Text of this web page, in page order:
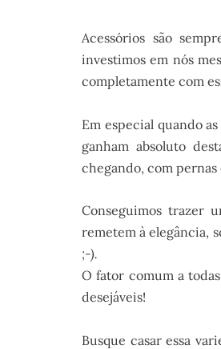
Acessórios são
investimos em nós
completamente com
Em especial quando
ganham absoluto
chegando, com pernas
Conseguimos trazer
remetem à elegância,
;-).
O fator comum a
desejáveis!
Busque casar essa